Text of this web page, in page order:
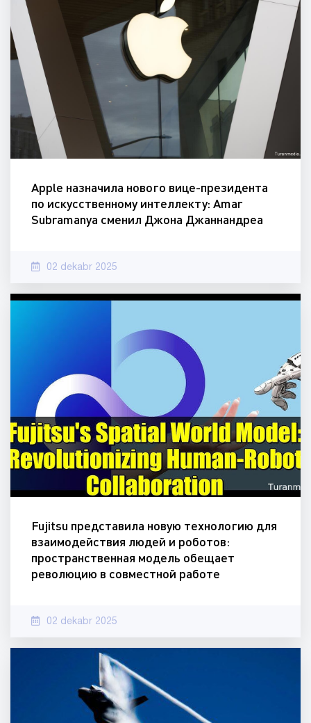
Apple назначила нового вице-президента
по искусственному интеллекту: Amar
Subramanya сменил Джона Джаннандреа
02 dekabr 2025
Fujitsu представила новую технологию для
взаимодействия людей и роботов:
пространственная модель обещает
революцию в совместной работе
02 dekabr 2025